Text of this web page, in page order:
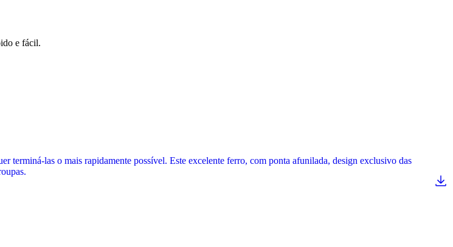
e fácil.
terminá-las o mais rapidamente possível. Este excelente ferro, com ponta afunilada, design exclusivo das